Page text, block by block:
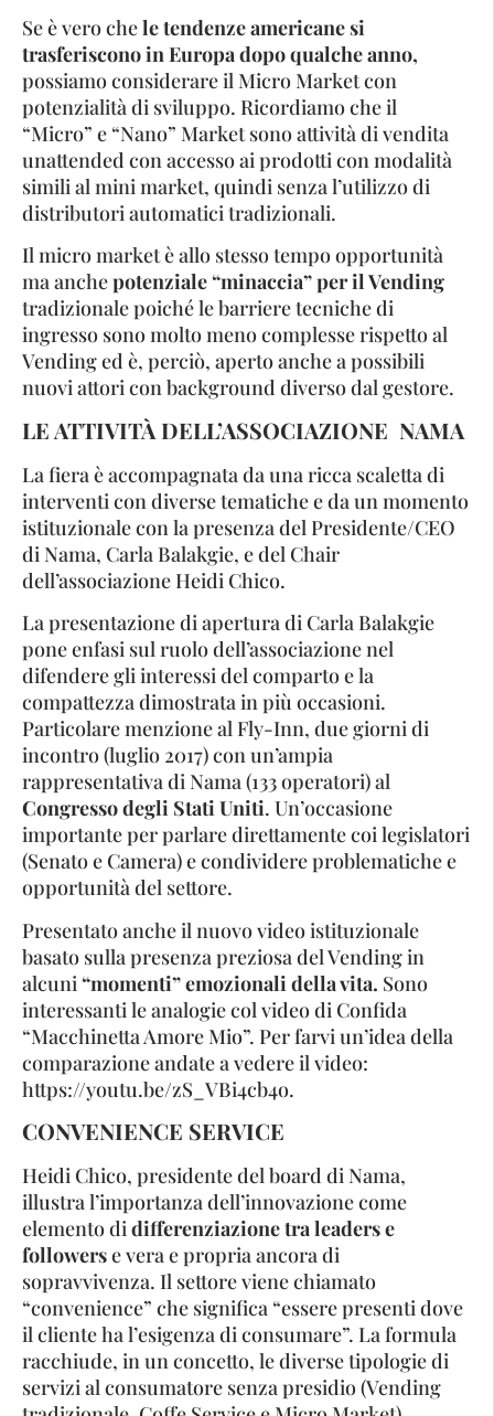
Se è vero chele tendenze americane si
trasferiscono in Europa dopo qualche anno,
possiamo considerare il Micro Market con
potenzialità di sviluppo. Ricordiamo che il
“Micro” e “Nano” Market sono attività di vendita
unattended con accesso ai prodotti con modalità
simili al mini market, quindi senza l’utilizzo di
distributori automatici tradizionali.
Il micro market è allo stesso tempo opportunità
ma anchepotenziale “minaccia” per il Vending
tradizionale poiché le barriere tecniche di
ingresso sono molto meno complesse rispetto al
Vending ed è, perciò, aperto anche a possibili
nuovi attori con background diverso dal gestore.
LE ATTIVITÀ DELL’ASSOCIAZIONE NAMA
La fiera è accompagnata da una ricca scaletta di
interventi con diverse tematiche e da un momento
istituzionale con la presenza del Presidente/CEO
di Nama, Carla Balakgie, e del Chair
dell’associazione Heidi Chico.
La presentazione di apertura di Carla Balakgie
pone enfasi sul ruolo dell’associazione nel
difendere gli interessi del comparto e la
compattezza dimostrata in più occasioni.
Particolare menzione al Fly-Inn, due giorni di
incontro (luglio 2017) con un’ampia
rappresentativa di Nama (133 operatori) al
Congresso degli Stati Uniti. Un’occasione
importante per parlare direttamente coi legislatori
(Senato e Camera) e condividere problematiche e
opportunità del settore.
Presentato anche il nuovo video istituzionale
basato sulla presenza preziosa del Vending in
alcuni “momenti” emozionali della vita. Sono
interessanti le analogie col video di Confida
“Macchinetta Amore Mio”. Per farvi un’idea della
comparazione andate a vedere il video:
https://youtu.be/zS_VBi4cb4o.
CONVENIENCE SERVICE
Heidi Chico, presidente del board di Nama,
illustra l’importanza dell’innovazione come
elemento didifferenziazione tra leaders e
followerse vera e propria ancora di
sopravvivenza. Il settore viene chiamato
“convenience” che significa “essere presenti dove
il cliente ha l’esigenza di consumare”. La formula
racchiude, in un concetto, le diverse tipologie di
servizi al consumatore senza presidio (Vending